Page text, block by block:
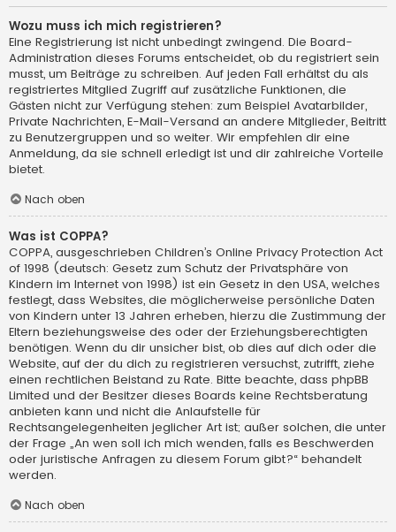
Wozu muss ich mich registrieren?
Eine Registrierung ist nicht unbedingt zwingend. Die Board-
Administration dieses Forums entscheidet, ob du registriert sein
musst, um Beiträge zu schreiben. Auf jeden Fall erhältst du als
registriertes Mitglied Zugriff auf zusätzliche Funktionen, die
Gästen nicht zur Verfügung stehen: zum Beispiel Avatarbilder,
Private Nachrichten, E-Mail-Versand an andere Mitglieder, Beitritt
zu Benutzergruppen und so weiter. Wir empfehlen dir eine
Anmeldung, da sie schnell erledigt ist und dir zahlreiche Vorteile
bietet.
Nach oben
Was ist COPPA?
COPPA, ausgeschrieben Children’s Online Privacy Protection Act
of 1998 (deutsch: Gesetz zum Schutz der Privatsphäre von
Kindern im Internet von 1998) ist ein Gesetz in den USA, welches
festlegt, dass Websites, die möglicherweise persönliche Daten
von Kindern unter 13 Jahren erheben, hierzu die Zustimmung der
Eltern beziehungsweise des oder der Erziehungsberechtigten
benötigen. Wenn du dir unsicher bist, ob dies auf dich oder die
Website, auf der du dich zu registrieren versuchst, zutrifft, ziehe
einen rechtlichen Beistand zu Rate. Bitte beachte, dass phpBB
Limited und der Besitzer dieses Boards keine Rechtsberatung
anbieten kann und nicht die Anlaufstelle für
Rechtsangelegenheiten jeglicher Art ist; außer solchen, die unter
der Frage „An wen soll ich mich wenden, falls es Beschwerden
oder juristische Anfragen zu diesem Forum gibt?“ behandelt
werden.
Nach oben